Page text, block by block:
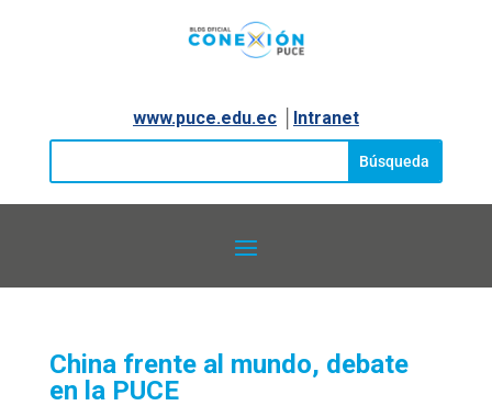
www.puce.edu.ec│ Intranet
China frente al mundo, debate
en la PUCE